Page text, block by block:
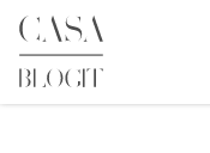
Skip
content